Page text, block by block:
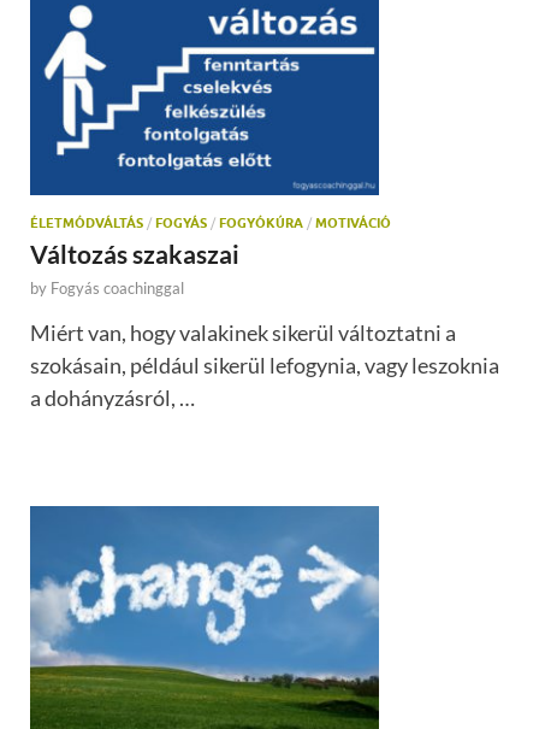
ÉLETMÓDVÁLTÁS / FOGYÁS / FOGYÓKÚRA / MOTIVÁCIÓ
Változás szakaszai
by Fogyás coachinggal
Miért van, hogy valakinek sikerül változtatni a
szokásain, például sikerül lefogynia, vagy leszoknia
a dohányzásról, …